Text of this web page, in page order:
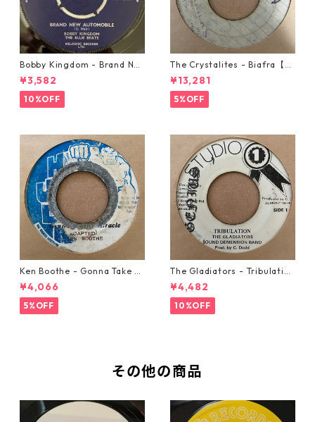
Bobby Kingdom - Brand Ne
w Automobile【7-20889】
¥3,582
10%OFF
The Crystalites - Biafra【7-
21293】
¥13,281
5%OFF
Ken Boothe - Gonna Take A
Miracle【7-21362】
¥4,066
5%OFF
The Gladiators - Tribulation
【7-21365】
¥4,482
10%OFF
その他の商品